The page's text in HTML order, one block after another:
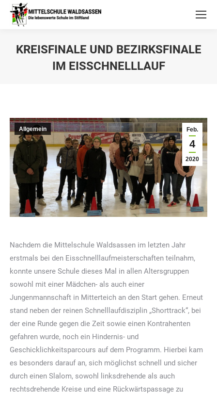
KREISFINALE UND BEZIRKSFINALE
IM EISSCHNELLLAUF
Feb.
4
2020
Allgemein
Nachdem die Mittelschule Waldsassen im letzten Jahr
erstmals bei den Eisschnelllaufmeisterschaften teilnahm,
konnte unsere Schule dieses Mal in allen Altersgruppen
sowohl mit einer Mädchen- als auch einer
Jungenmannschaft in Mitterteich an den Start gehen. Erneut
stand neben der reinen Schnelllaufdisziplin „Shorttrack“, bei
der eine Runde gegen die Zeit sowie einen Kontrahenten
gefahren wurde, noch ein Hindernis- und
Geschicklichkeitsparcours auf dem Programm. Hierbei kam
es besonders darauf an, sich möglichst schnell und sicher
durch einen Slalom, sowohl linksdrehende als auch
rechtsdrehende Kreise und eine Rückwärtspassage zu